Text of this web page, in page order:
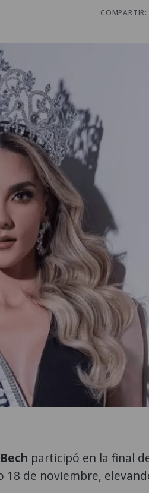
COMPARTIR:
participó en la final
18 de noviembre,